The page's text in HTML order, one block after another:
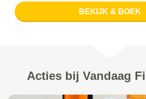
BEKIJK & BOEK
Acties bij Vandaag